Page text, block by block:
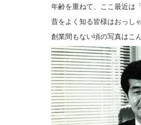
年齢を重ねて、ここ最近は
昔をよく知る皆様はおっし
創業間もない頃の写真はこ